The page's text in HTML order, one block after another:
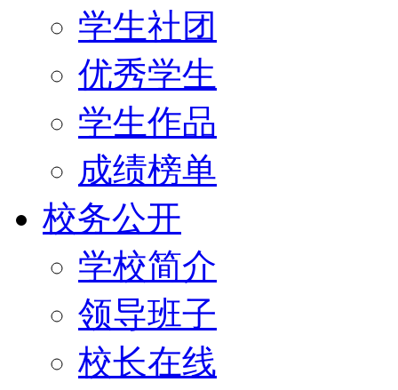
学生社团
优秀学生
学生作品
成绩榜单
校务公开
学校简介
领导班子
校长在线